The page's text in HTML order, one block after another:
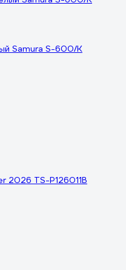
Samura S-600/K
2026 TS-P126011B